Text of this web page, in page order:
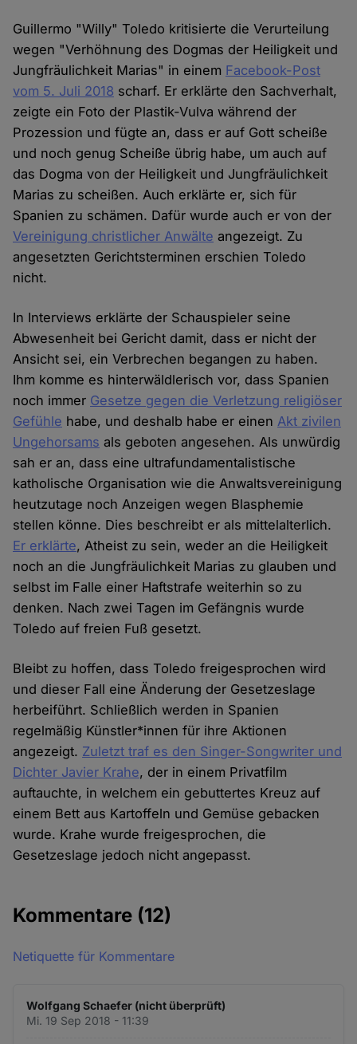
Guillermo "Willy" Toledo kritisierte die Verurteilung
wegen "Verhöhnung des Dogmas der Heiligkeit und
Jungfräulichkeit Marias" in einem Facebook-Post
vom 5. Juli 2018 scharf. Er erklärte den Sachverhalt,
zeigte ein Foto der Plastik-Vulva während der
Prozession und fügte an, dass er auf Gott scheiße
und noch genug Scheiße übrig habe, um auch auf
das Dogma von der Heiligkeit und Jungfräulichkeit
Marias zu scheißen. Auch erklärte er, sich für
Spanien zu schämen. Dafür wurde auch er von der
Vereinigung christlicher Anwälte angezeigt. Zu
angesetzten Gerichtsterminen erschien Toledo
nicht.
In Interviews erklärte der Schauspieler seine
Abwesenheit bei Gericht damit, dass er nicht der
Ansicht sei, ein Verbrechen begangen zu haben.
Ihm komme es hinterwäldlerisch vor, dass Spanien
noch immer Gesetze gegen die Verletzung religiöser
Gefühle habe, und deshalb habe er einenAkt zivilen
Ungehorsams als geboten angesehen. Als unwürdig
sah er an, dass eine ultrafundamentalistische
katholische Organisation wie die Anwaltsvereinigung
heutzutage noch Anzeigen wegen Blasphemie
stellen könne. Dies beschreibt er als mittelalterlich.
Er erklärte, Atheist zu sein, weder an die Heiligkeit
noch an die Jungfräulichkeit Marias zu glauben und
selbst im Falle einer Haftstrafe weiterhin so zu
denken. Nach zwei Tagen im Gefängnis wurde
Toledo auf freien Fuß gesetzt.
Bleibt zu hoffen, dass Toledo freigesprochen wird
und dieser Fall eine Änderung der Gesetzeslage
herbeiführt. Schließlich werden in Spanien
regelmäßig Künstler*innen für ihre Aktionen
angezeigt. Zuletzt traf es den Singer-Songwriter und
Dichter Javier Krahe, der in einem Privatfilm
auftauchte, in welchem ein gebuttertes Kreuz auf
einem Bett aus Kartoffeln und Gemüse gebacken
wurde. Krahe wurde freigesprochen, die
Gesetzeslage jedoch nicht angepasst.
Kommentare (12)
Netiquette für Kommentare
Wolfgang Schaefer (nicht überprüft)
Mi. 19 Sep 2018 - 11:39